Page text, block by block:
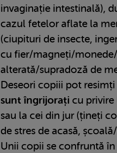
invaginație intestinală),
cazul fetelor aflate la
(ciupituri de insecte,
cu fier/magneți/
alterată/supradoză de
Deseori copiii pot
sunt îngrijorați cu privire
sau la cei din jur (țineți
de stres de acasă,
Unii copii se confruntă